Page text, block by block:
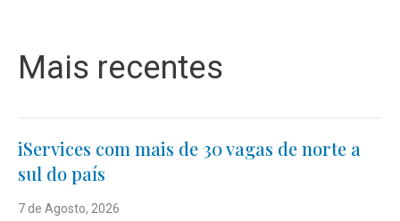
Mais recentes
iServices com mais de 30 vagas de norte a
sul do país
7 de Agosto, 2026